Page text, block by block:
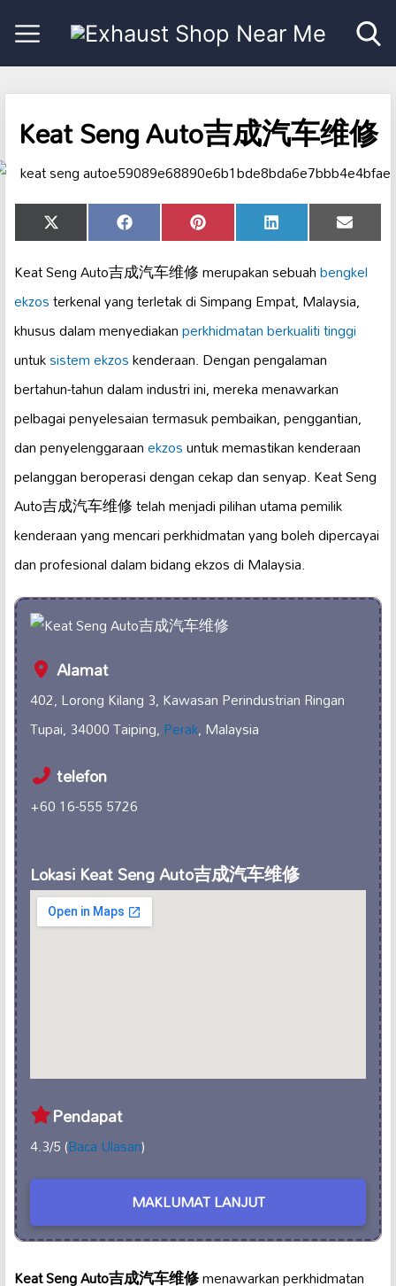
Keat Seng Auto吉成汽车维修
Share
on
X
(Twitter)
Share
on
Facebook Share
on
Pinterest Share
on
LinkedIn Share
on
Email
Keat Seng Auto吉成汽车维修 merupakan sebuahbengkel
ekzosterkenal yang terletak di Simpang Empat, Malaysia,
khusus dalam menyediakanperkhidmatan berkualiti tinggi
untuksistem ekzoskenderaan. Dengan pengalaman
bertahun-tahun dalam industri ini, mereka menawarkan
pelbagai penyelesaian termasuk pembaikan, penggantian,
dan penyelenggaraanekzosuntuk memastikan kenderaan
pelanggan beroperasi dengan cekap dan senyap. Keat Seng
Auto吉成汽车维修 telah menjadi pilihan utama pemilik
kenderaan yang mencari perkhidmatan yang boleh dipercayai
dan profesional dalam bidang ekzos di Malaysia.
Alamat
402, Lorong Kilang 3, Kawasan Perindustrian Ringan
Tupai, 34000 Taiping,Perak, Malaysia
telefon
+60 16-555 5726
Lokasi Keat Seng Auto吉成汽车维修
Pendapat
4.3/5 (Baca Ulasan)
MAKLUMAT LANJUT
Keat Seng Auto吉成汽车维修menawarkan perkhidmatan